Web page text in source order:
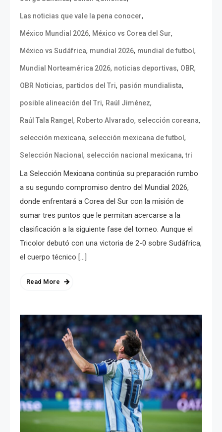
Las noticias que vale la pena conocer,
México Mundial 2026, México vs Corea del Sur,
México vs Sudáfrica, mundial 2026, mundial de futbol ,
Mundial Norteamérica 2026, noticias deportivas, OBR,
OBR Noticias, partidos del Tri, pasión mundialista,
posible alineación del Tri, Raúl Jiménez,
Raúl Tala Rangel , Roberto Alvarado, selección coreana,
selección mexicana, selección mexicana de futbol ,
Selección Nacional , selección nacional mexicana,tri
La Selección Mexicana continúa su preparación rumbo
a su segundo compromiso dentro del Mundial 2026,
donde enfrentará a Corea del Sur con la misión de
sumar tres puntos que le permitan acercarse a la
clasificación a la siguiente fase del torneo. Aunque el
Tricolor debutó con una victoria de 2-0 sobre Sudáfrica,
el cuerpo técnico […]
Read More